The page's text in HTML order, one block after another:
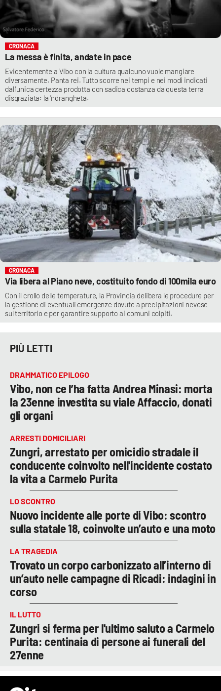
CRONACA
La messa è finita, andate in pace
Evidentemente a Vibo con la cultura qualcuno vuole mangiare
diversamente. Panta rei. Tutto scorre nei tempi e nei modi indicati
dall'unica certezza prodotta con sadica costanza da questa terra
disgraziata: la 'ndrangheta.
CRONACA
Via libera al Piano neve, costituito fondo di 100mila euro
Con il crollo delle temperature, la Provincia delibera le procedure per
la gestione di eventuali emergenze dovute a precipitazioni nevose
sul territorio e per garantire supporto ai comuni colpiti.
PIÙ LETTI
DRAMMATICO EPILOGO
Vibo, non ce l’ha fatta Andrea Minasi: morta
la 23enne investita su viale Affaccio, donati
gli organi
ARRESTI DOMICILIARI
Zungri, arrestato per omicidio stradale il
conducente coinvolto nell'incidente costato
la vita a Carmelo Purita
LO SCONTRO
Nuovo incidente alle porte di Vibo: scontro
sulla statale 18, coinvolte un’auto e una moto
LA TRAGEDIA
Trovato un corpo carbonizzato all’interno di
un’auto nelle campagne di Ricadi: indagini in
corso
IL LUTTO
Zungri si ferma per l'ultimo saluto a Carmelo
Purita: centinaia di persone ai funerali del
27enne